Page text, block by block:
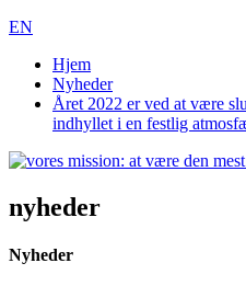
EN
Hjem
Nyheder
Året 2022 er ved at være
indhyllet i en festlig
nyheder
Nyheder